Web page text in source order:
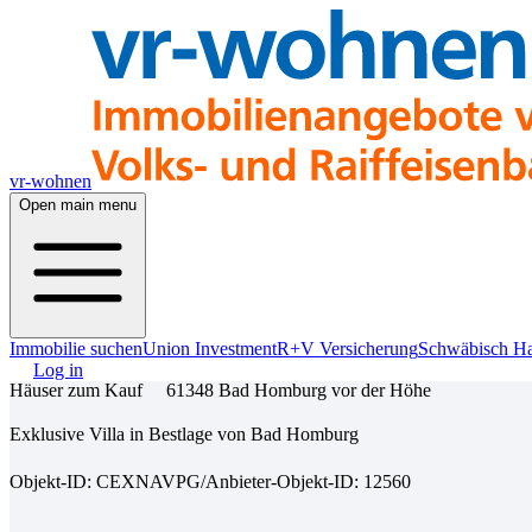
vr-wohnen
Open main menu
Immobilie suchenUnion InvestmentR+V VersicherungSchwäbisch
Log in
Häuser zum Kauf
61348 Bad Homburg vor der Höhe
Exklusive Villa in Bestlage von Bad Homburg
Objekt-ID: CEXNAVPG/Anbieter-Objekt-ID: 12560